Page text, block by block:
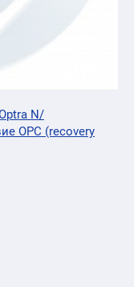
N/
OPC (recovery